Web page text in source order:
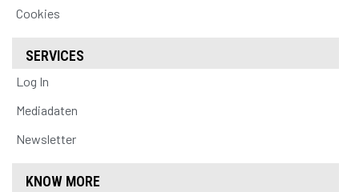
Cookies
SERVICES
Log In
Mediadaten
Newsletter
KNOW MORE